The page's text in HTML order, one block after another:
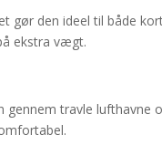
gør den ideel til både
ekstra vægt.
travle lufthavne